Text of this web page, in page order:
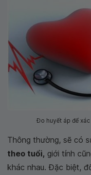
Đo huyết áp để
Thông thường, sẽ có
theo tuổi, giới tính
khác nhau. Đặc biệt,